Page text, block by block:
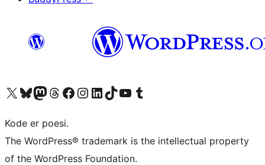
Besøk vår konto på X Visit our Bluesky account
Besøk vår Mastodon-konto
Visit our Threads account
Besøk vår Facebook-sideBesøk vår Instagram-konto
Besøk vår LinkedIn-konto
Visit our TikTok account
Visit our YouTube channel
Visit our Tumblr account
Kode er poesi.
The WordPress® trademark is the intellectual property
of the WordPress Foundation.